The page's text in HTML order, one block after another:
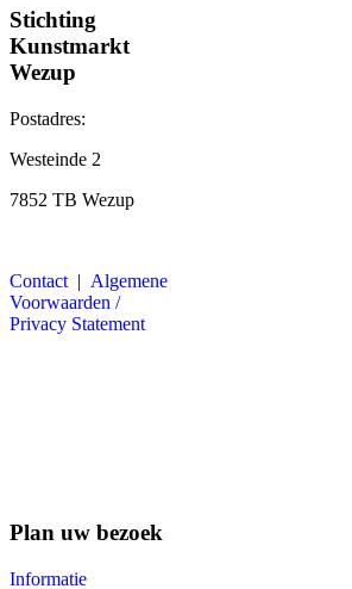
Stichting
Kunstmarkt
Wezup
Postadres:
Westeinde 2
7852 TB Wezup
Contact | Algemene
Voorwaarden /
Privacy Statement
Plan uw bezoek
Informatie